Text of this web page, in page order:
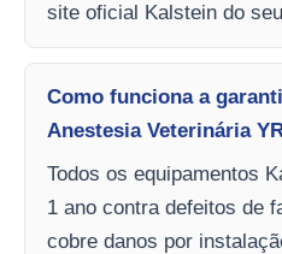
site oficial Kalstein do
Como funciona a
Anestesia Veterinária
Todos os equipamentos
1 ano contra defeitos de
cobre danos por